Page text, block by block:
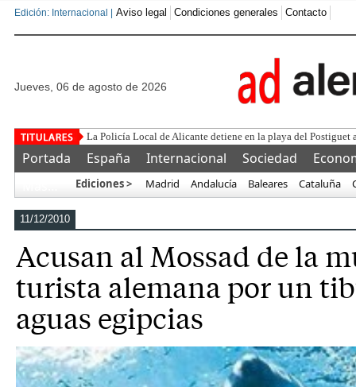
Edición: Internacional | Aviso legal Condiciones generales Contacto
jueves, 06 de agosto de 2026
Este corrupto traiciona
Portada España Internacional Sociedad
Ediciones > Madrid Andalucía Baleares Cataluña
11/12/2010
Acusan al Mossad de la
turista alemana por un
aguas egipcias